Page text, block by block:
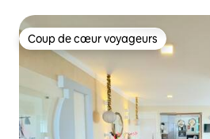
Coup de cœur voyageurs
Coup de cœur voyageurs